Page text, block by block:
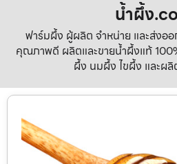
น้ำผึ้ง
ฟาร์มผึ้ง ผู้ผลิต จำหน่าย และส่งอ
คุณภาพดี ผลิตและขายน้ำผึ้งแท้
ผึ้ง นมผึ้ง ไขผึ้ง และผ